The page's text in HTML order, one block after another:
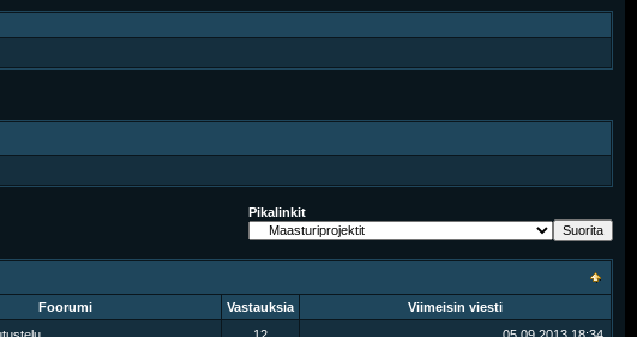
Pikalinkit
Foorumi Vastauksia
Viimeisin viesti